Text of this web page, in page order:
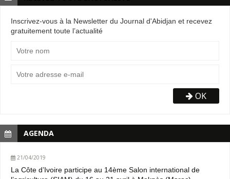
Inscrivez-vous à la Newsletter du Journal d'Abidjan et recevez
gratuitement toute l’actualité
OK
AGENDA
21/04/2019
La Côte d’Ivoire participe au 14ème Salon international de